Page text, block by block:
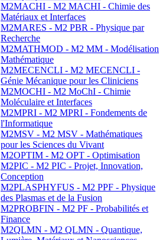
M2MACHI - M2 MACHI - Chimie des
Matériaux et Interfaces
M2MARES - M2 PBR - Physique par
Recherche
M2MATHMOD - M2 MM - Modélisation
Mathématique
M2MECENCLI - M2 MECENCLI -
Génie Mécanique pour les Cliniciens
M2MOCHI - M2 MoChI - Chimie
Moléculaire et Interfaces
M2MPRI - M2 MPRI - Fondements de
l'Informatique
M2MSV - M2 MSV - Mathématiques
pour les Sciences du Vivant
M2OPTIM - M2 OPT - Optimisation
M2PIC - M2 PIC - Projet, Innovation,
Conception
M2PLASPHYFUS - M2 PPF - Physique
des Plasmas et de la Fusion
M2PROBFIN - M2 PF - Probabilités et
Finance
M2QLMN - M2 QLMN - Quantique,